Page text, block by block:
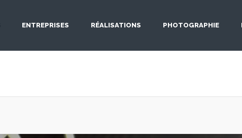
ENTREPRISES RÉALISATIONS PHOTOGRAPHIE